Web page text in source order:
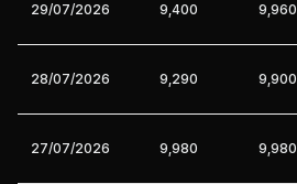
29/07/2026 9,400 9,960
28/07/2026 9,290 9,900
27/07/2026 9,980 9,980